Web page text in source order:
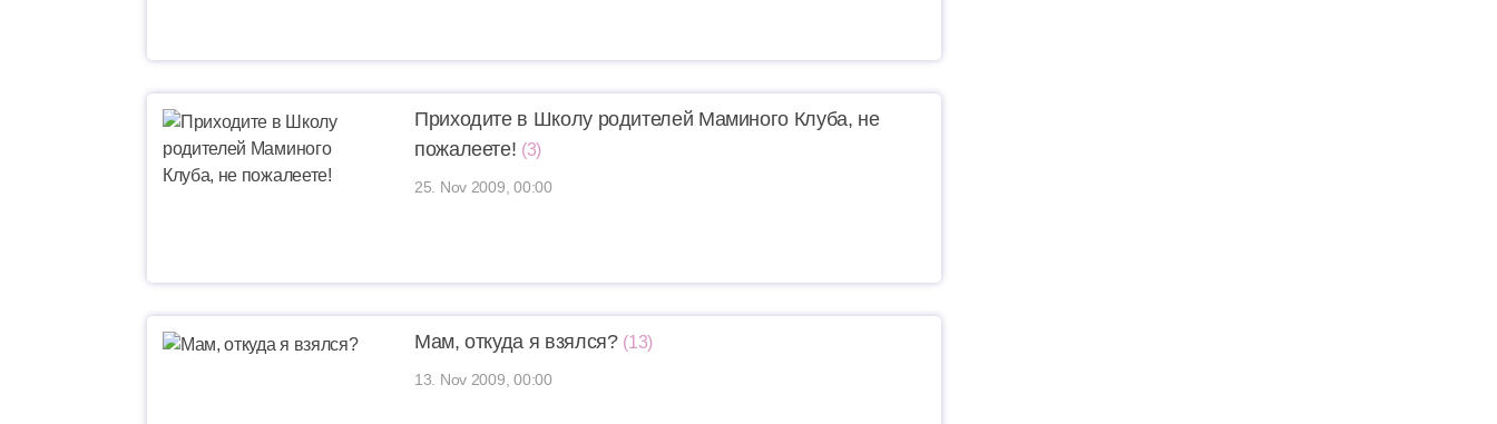
Приходите в Школу родителей Маминого Клуба, не
пожалеете! (3)
25. Nov 2009, 00:00
Мам, откуда я взялся? (13)
13. Nov 2009, 00:00